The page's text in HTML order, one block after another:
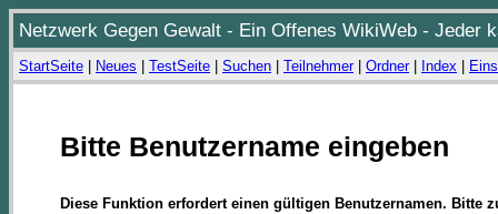
Netzwerk Gegen Gewalt - Ein Offenes WikiWeb - Jeder
StartSeite Neues TestSeite Suchen Teilnehmer| Ordner| Index
Bitte Benutzername eingeben
Diese Funktion erfordert einen gültigen Benutzernamen. Bitte